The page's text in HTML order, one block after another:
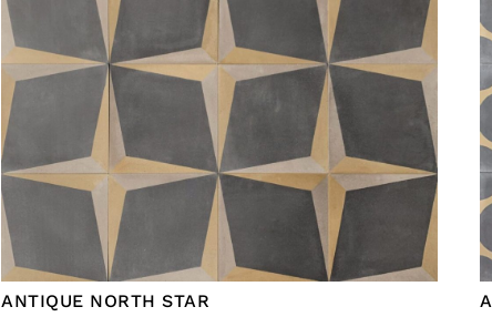
ANTIQUE NORTH STAR